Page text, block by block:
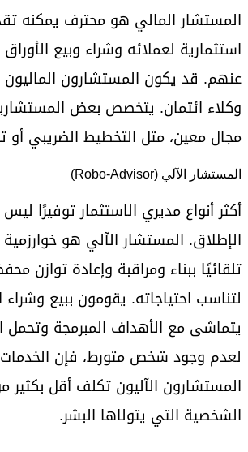
المستشار المالي هو محترف يمكنه
استثمارية لعملائه وشراء وبيع الأوراق
عنهم. قد يكون المستشارون الماليون
وكلاء ائتمان. يتخصص بعض
مجال معين، مثل التخطيط الضريبي أو
المستشار الآلي (Robo-Advisor)
أكثر أنواع مديري الاستثمار توفيرًا
الإطلاق. المستشار الآلي هو
تلقائيًا ببناء ومراقبة وإعادة توازن
لتناسب احتياجاته. يقومون ببيع وشراء
يتماشى مع الأهداف المبرمجة وتحمل
لعدم وجود شخص متورط، فإن
المستشارون الآليون تكلف أقل بكثير
الشخصية التي يتولاها البشر.